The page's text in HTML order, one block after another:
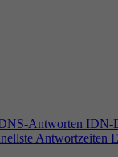
Antworten IDN-
Antwortzeiten